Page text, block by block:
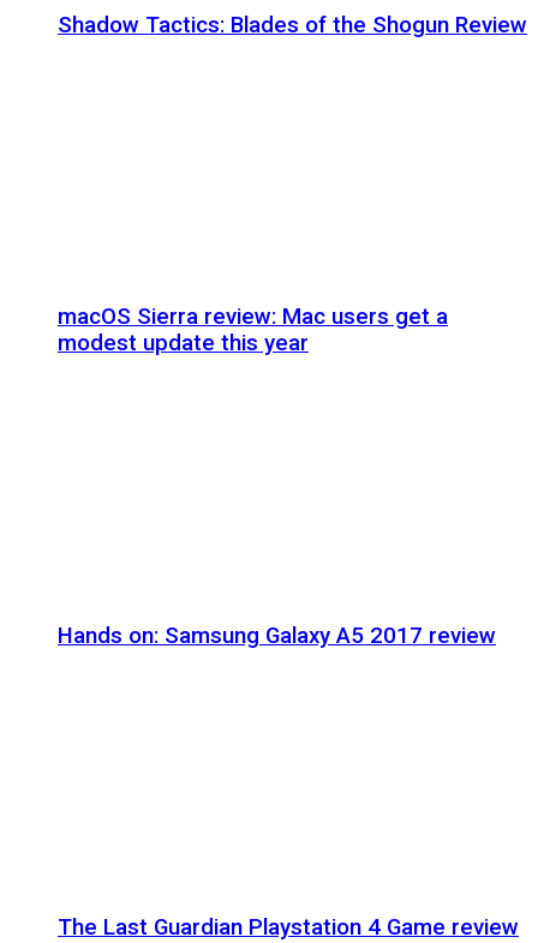
Shadow Tactics: Blades of the Shogun Review
macOS Sierra review: Mac users get a
modest update this year
Hands on: Samsung Galaxy A5 2017 review
The Last Guardian Playstation 4 Game review